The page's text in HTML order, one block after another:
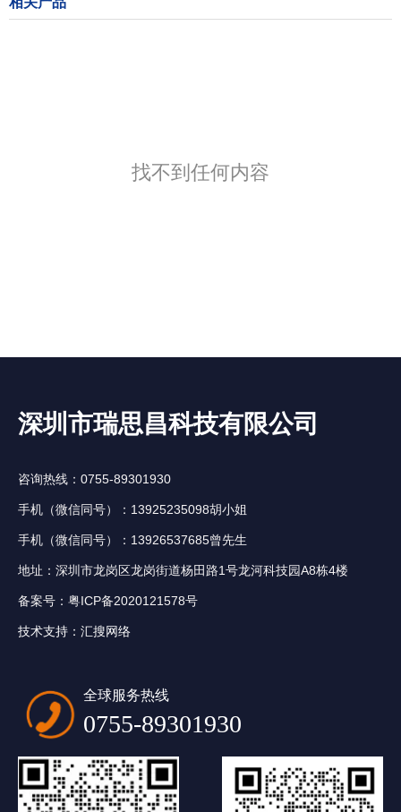
找不到任何内容
深圳市瑞思昌科技有限公司
咨询热线：0755-89301930
手机（微信同号）：13925235098胡小姐
手机（微信同号）：13926537685曾先生
地址：深圳市龙岗区龙岗街道杨田路1号龙河科技园A8栋4楼
备案号： 粤ICP备2020121578号
技术支持： 汇搜网络
全球服务热线
0755-89301930